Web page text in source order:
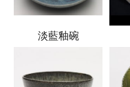
淡藍釉碗